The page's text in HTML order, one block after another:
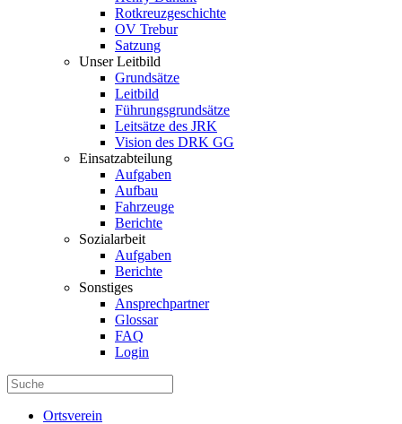
Rotkreuzgeschichte
OV Trebur
Satzung
Unser Leitbild
Grundsätze
Leitbild
Führungsgrundsätze
Leitsätze des JRK
Vision des DRK GG
Einsatzabteilung
Aufgaben
Aufbau
Fahrzeuge
Berichte
Sozialarbeit
Aufgaben
Berichte
Sonstiges
Ansprechpartner
Glossar
FAQ
Login
Ortsverein